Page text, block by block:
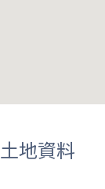
土地資料